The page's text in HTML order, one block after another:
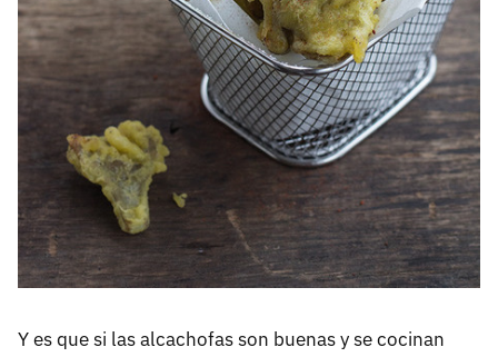
Y es que si las alcachofas son buenas y se cocinan